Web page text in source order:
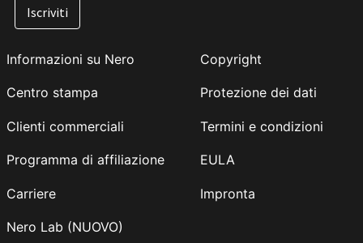
Iscriviti
Informazioni su Nero
Centro stampa
Clienti commerciali
Programma di affiliazione
Carriere
Nero Lab (NUOVO)
Copyright
Protezione dei dati
Termini e condizioni
EULA
Impronta